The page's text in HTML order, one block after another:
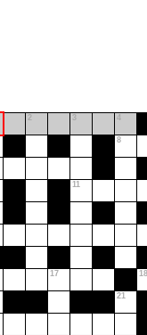
2 3 4
8
11
17 18
21